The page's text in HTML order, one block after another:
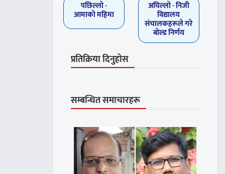
पछिल्लाे -
आमाको महिमा
अघिल्लाे -निजी
विद्यालय
संचालकहरूले गरे
बाेल्ड निर्णय
प्रतिक्रिया दिनुहोस
सम्बन्धित समाचारहरू